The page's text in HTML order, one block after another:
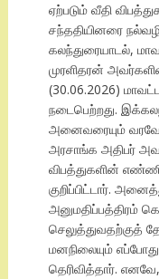
ஏற்படும் வீதி
சந்ததியினரை
கலந்துரையாடல்,
முரளிதரன்
(30.06.2026)
நடைபெற்றது.
அனைவரையும்
அரசாங்க அதிபர்
விபத்துகளின்
குறிப்பிட்டார்.
அனுமதிப்பத்திரம்
செலுத்துவதற்குத்
மனநிலையும்
தெரிவித்தார்.